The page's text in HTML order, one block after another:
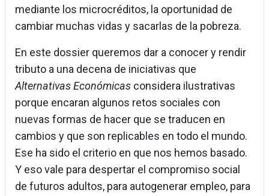
mediante los microcréditos, la oportunidad de
cambiar muchas vidas y sacarlas de la pobreza.
En este dossier queremos dar a conocer y rendir
tributo a una decena de iniciativas que
Alternativas Económicas considera ilustrativas
porque encaran algunos retos sociales con
nuevas formas de hacer que se traducen en
cambios y que son replicables en todo el mundo.
Ese ha sido el criterio en que nos hemos basado.
Y eso vale para despertar el compromiso social
de futuros adultos, para autogenerar empleo, para